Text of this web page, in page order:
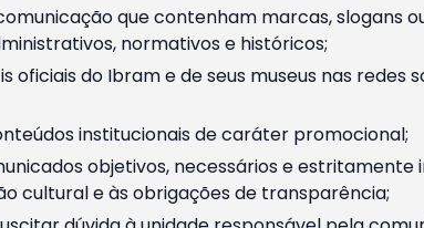
que contenham marcas, slogans
normativos e históricos;
do Ibram e de seus museus nas redes
institucionais de caráter promocional;
objetivos, necessários e
cultural e às obrigações de transparência;